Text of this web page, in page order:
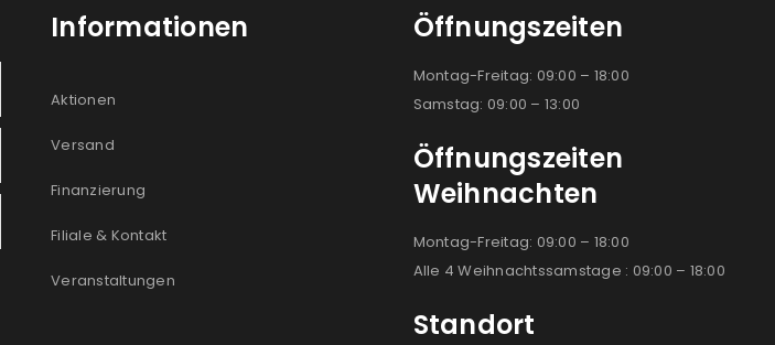
Informationen
Aktionen
Versand
Finanzierung
Filiale & Kontakt
Veranstaltungen
Öffnungszeiten
Montag-Freitag: 09:00 – 18:00
Samstag: 09:00 – 13:00
Öffnungszeiten
Weihnachten
Montag-Freitag: 09:00 – 18:00
Alle 4 Weihnachtssamstage : 09:00 – 18:00
Standort